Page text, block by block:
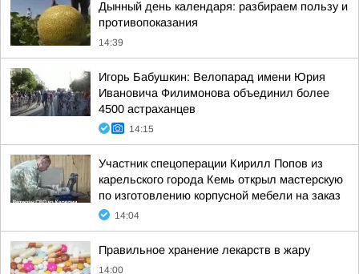
Дынный день календаря: разбираем пользу и
противопоказания
14:39
Игорь Бабушкин: Велопарад имени Юрия
Ивановича Филимонова объединил более
4500 астраханцев
14:15
Участник спецоперации Кирилл Попов из
карельского города Кемь открыл мастерскую
по изготовлению корпусной мебели на заказ
14:04
Правильное хранение лекарств в жару
14:00